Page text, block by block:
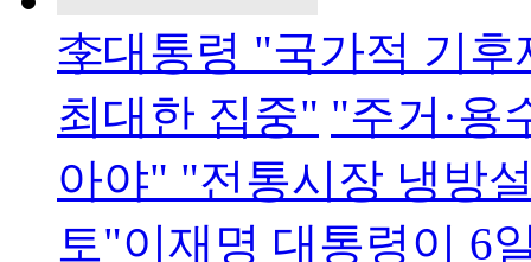
李대통령 "국가적 기
최대한 집중" "주거·용
아야" "전통시장 냉방
토"이재명 대통령이 6